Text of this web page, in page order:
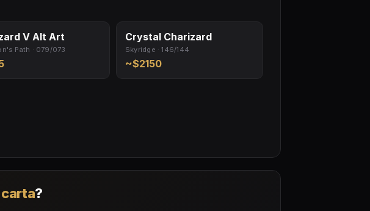
V Alt Art
Path · 079/073
Crystal Charizard
Skyridge · 146/144
~$2150
?